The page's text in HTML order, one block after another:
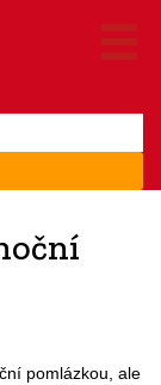
pomlázkou, ale